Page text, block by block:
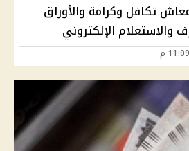
تكافل وكرامة والأوراق
والاستعلام الإلكتروني